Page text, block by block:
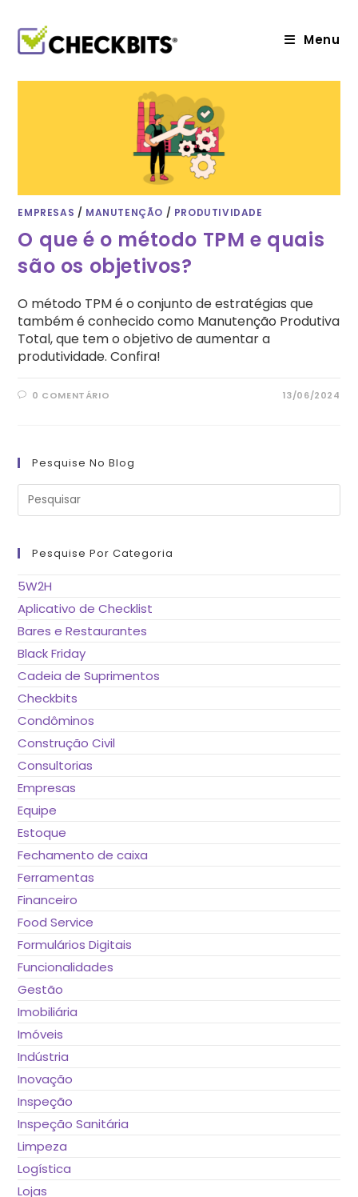
conteúdo
Menu
EMPRESAS / MANUTENÇÃO / PRODUTIVIDADE
O que é o método TPM e quais
são os objetivos?
O método TPM é o conjunto de estratégias que
também é conhecido como Manutenção Produtiva
Total, que tem o objetivo de aumentar a
produtividade. Confira!
0 COMENTÁRIO 13/06/2024
Pesquise No Blog
Pesquise Por Categoria
5W2H
Aplicativo de Checklist
Bares e Restaurantes
Black Friday
Cadeia de Suprimentos
Checkbits
Condôminos
Construção Civil
Consultorias
Empresas
Equipe
Estoque
Fechamento de caixa
Ferramentas
Financeiro
Food Service
Formulários Digitais
Funcionalidades
Gestão
Imobiliária
Imóveis
Indústria
Inovação
Inspeção
Inspeção Sanitária
Limpeza
Logística
Lojas